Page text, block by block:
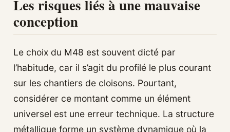
Les risques liés à une mauvaise
conception
Le choix du M48 est souvent dicté par
l’habitude, car il s’agit du profilé le plus courant
sur les chantiers de cloisons. Pourtant,
considérer ce montant comme un élément
universel est une erreur technique. La structure
métallique forme un système dynamique où la